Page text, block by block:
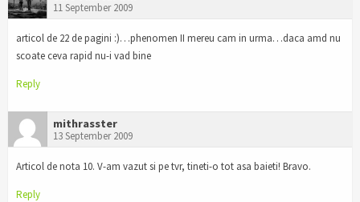
11 September 2009
articol de 22 de pagini :)…phenomen II mereu cam in urma…daca amd nu
scoate ceva rapid nu-i vad bine
Reply
mithrasster
13 September 2009
Articol de nota 10. V-am vazut si pe tvr, tineti-o tot asa baieti! Bravo.
Reply